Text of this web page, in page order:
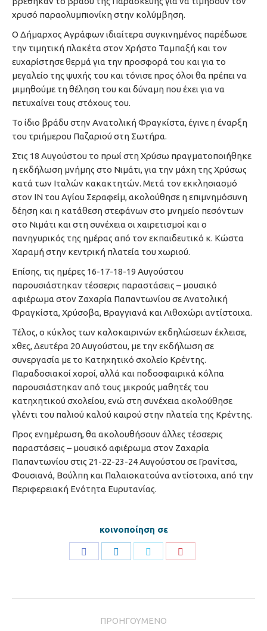
χρυσό παραολυμπιονίκη στην κολύμβηση.
Ο Δήμαρχος Αγράφων ιδιαίτερα συγκινημένος παρέδωσε
την τιμητική πλακέτα στον Χρήστο Ταμπαξή και τον
ευχαρίστησε θερμά για την προσφορά του και για το
μεγαλείο της ψυχής του και τόνισε προς όλοι θα πρέπει να
μιμηθούμε τη θέληση του και δύναμη που έχει για να
πετυχαίνει τους στόχους του.
Το ίδιο βράδυ στην Ανατολική Φραγκίστα, έγινε η έναρξη
του τριήμερου Παζαριού στη Σωτήρα.
Στις 18 Αυγούστου το πρωί στη Χρύσω πραγματοποιήθηκε
η εκδήλωση μνήμης στο Νιμάτι, για την μάχη της Χρύσως
κατά των Ιταλών κακακτητών. Μετά τον εκκλησιασμό
στον ΙΝ του Αγίου Σεραφείμ, ακολούθησε η επιμνημόσυνη
δέηση και η κατάθεση στεφάνων στο μνημείο πεσόντων
στο Νιμάτι και στη συνέχεια οι χαιρετισμοί και ο
πανηγυρικός της ημέρας από τον εκπαιδευτικό κ. Κώστα
Χαραμή στην κεντρική πλατεία του χωριού.
Επίσης, τις ημέρες 16-17-18-19 Αυγούστου
παρουσιάστηκαν τέσσερις παραστάσεις – μουσικό
αφιέρωμα στον Ζαχαρία Παπαντωνίου σε Ανατολική
Φραγκίστα, Χρύσοβα, Βραγγιανά και Λιθοχώρι αντίστοιχα.
Τέλος, ο κύκλος των καλοκαιρινών εκδηλώσεων έκλεισε,
χθες, Δευτέρα 20 Αυγούστου, με την εκδήλωση σε
συνεργασία με το Κατηχητικό σχολείο Κρέντης.
Παραδοσιακοί χοροί, αλλά και ποδοσφαιρικά κόλπα
παρουσιάστηκαν από τους μικρούς μαθητές του
κατηχητικού σχολείου, ενώ στη συνέχεια ακολούθησε
γλέντι του παλιού καλού καιρού στην πλατεία της Κρέντης.
Προς ενημέρωση, θα ακολουθήσουν άλλες τέσσερις
παραστάσεις – μουσικό αφιέρωμα στον Ζαχαρία
Παπαντωνίου στις 21-22-23-24 Αυγούστου σε Γρανίτσα,
Φουσιανά, Βούλπη και Παλαιοκατούνα αντίστοιχα, από την
Περιφερειακή Ενότητα Ευρυτανίας.
κοινοποίηση σε
ΠΡΟΗΓΟΎΜΕΝΟ